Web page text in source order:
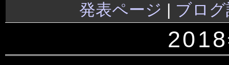
発表ページ | ブロ